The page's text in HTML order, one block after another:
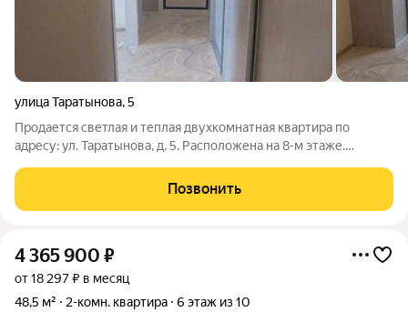
улица Таратынова,5
Продается светлая и теплая двухкомнатная квартира по
адресу: ул. Таратынова, д. 5. Расположена на 8-м этаже.
Просторная лоджия (7 метров) отличное место для зоны
отдыха или хранения. В квартире
Позвонить
4 365 900 ₽
от 18 297 ₽ в месяц
48,5 м²
2-комн. квартира 6 этаж из 10